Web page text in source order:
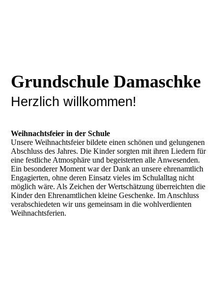
Grundschule Damaschke
Herzlich willkommen!
Weihnachtsfeier in der Schule
Unsere Weihnachtsfeier bildete einen schönen und gelungenen
Abschluss des Jahres. Die Kinder sorgten mit ihren Liedern für
eine festliche Atmosphäre und begeisterten alle Anwesenden.
Ein besonderer Moment war der Dank an unsere ehrenamtlich
Engagierten, ohne deren Einsatz vieles im Schulalltag nicht
möglich wäre. Als Zeichen der Wertschätzung überreichten die
Kinder den Ehrenamtlichen kleine Geschenke. Im Anschluss
verabschiedeten wir uns gemeinsam in die wohlverdienten
Weihnachtsferien.